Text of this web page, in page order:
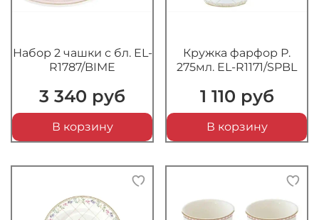
Набор 2 чашки с бл. EL-
R1787/BIME
3 340 руб
В корзину
Кружка фарфор Р.
275мл. EL-R1171/SPBL
1 110 руб
В корзину